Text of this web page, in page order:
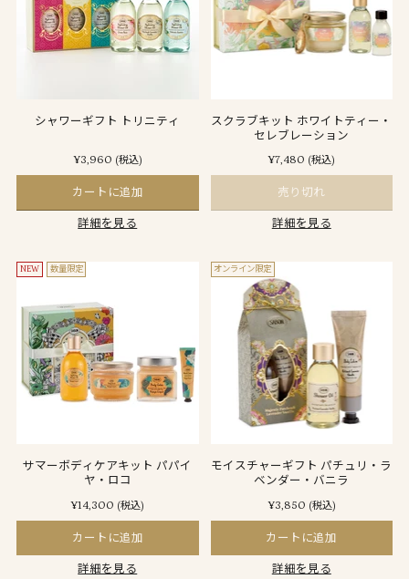
シャワーギフト トリニティ
¥3,960 (税込)
カートに追加
詳細を見る
スクラブキット ホワイトティー・
セレブレーション
¥7,480 (税込)
売り切れ
詳細を見る
NEW 数量限定
サマーボディケアキット パパイ
ヤ・ロコ
¥14,300 (税込)
カートに追加
詳細を見る
オンライン限定
モイスチャーギフト パチュリ・ラ
ベンダー・バニラ
¥3,850 (税込)
カートに追加
詳細を見る